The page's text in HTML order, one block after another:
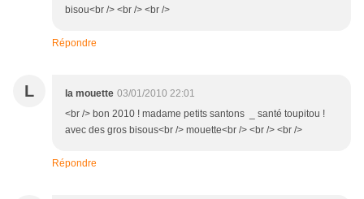
bisou<br /> <br /> <br />
Répondre
L la mouette 03/01/2010 22:01
<br /> bon 2010 ! madame petits santons _ santé toupitou !
avec des gros bisous<br /> mouette<br /> <br /> <br />
Répondre